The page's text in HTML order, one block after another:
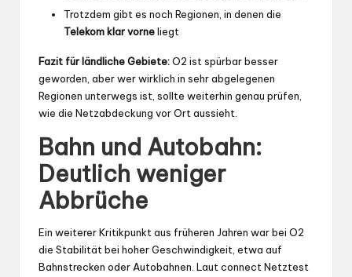
Trotzdem gibt es noch Regionen, in denen die
Telekom klar vorneliegt
Fazit für ländliche Gebiete:O2 ist spürbar besser
geworden, aber wer wirklich in sehr abgelegenen
Regionen unterwegs ist, sollte weiterhin genau prüfen,
wie die Netzabdeckung vor Ort aussieht.
Bahn und Autobahn:
Deutlich weniger
Abbrüche
Ein weiterer Kritikpunkt aus früheren Jahren war bei O2
die Stabilität bei hoher Geschwindigkeit, etwa auf
Bahnstrecken oder Autobahnen. Laut connect Netztest